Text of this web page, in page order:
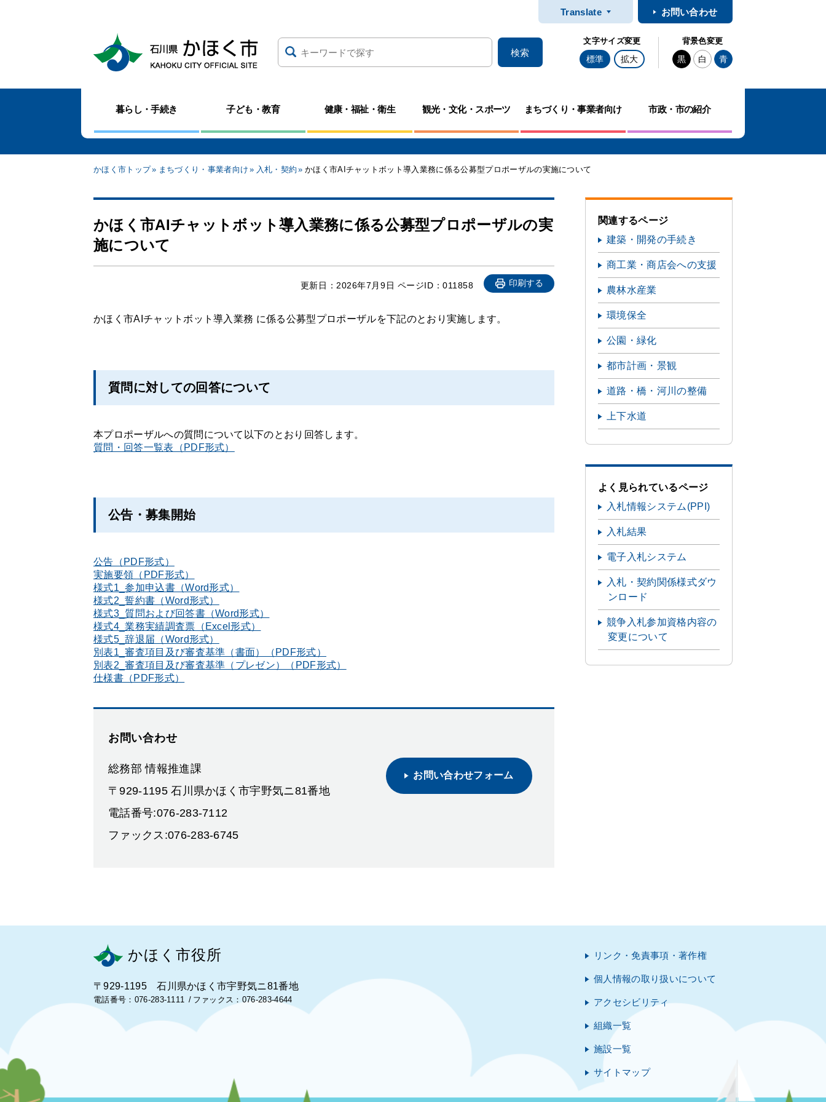
Translate
お問い合わせ
検索
文字サイズ変更
標準 拡大
背景色変更
黒 白 青
暮らし・手続き 子ども・教育 健康・福祉・衛生 観光・文化・スポーツ まちづくり・事業者向け 市政・市の紹介
かほく市トップ まちづくり・事業者向け 入札・契約 かほく市AIチャットボット導入業務に係る公募型プロポーザルの実施について
かほく市AIチャットボット導入業務に係る公募型プロポーザルの実
施について
更新日： 2026年7月9日 ページID：011858 印刷する
かほく市AIチャットボット導入業務 に係る公募型プロポーザルを下記のとおり実施します。
質問に対しての回答について
本プロポーザルへの質問について以下のとおり回答します。
質問・回答一覧表（PDF形式）
公告・募集開始
公告（PDF形式）
実施要領（PDF形式）
様式1_参加申込書（Word形式）
様式2_誓約書（Word形式）
様式3_質問および回答書（Word形式）
様式4_業務実績調査票（Excel形式）
様式5_辞退届（Word形式）
別表1_審査項目及び審査基準（書面）（PDF形式）
別表2_審査項目及び審査基準（プレゼン）（PDF形式）
仕様書（PDF形式）
お問い合わせ
総務部 情報推進課
〒929-1195 石川県かほく市宇野気ニ81番地
電話番号:076-283-7112
ファックス:076-283-6745
お問い合わせフォーム
関連するページ
建築・開発の手続き
商工業・商店会への支援
農林水産業
環境保全
公園・緑化
都市計画・景観
道路・橋・河川の整備
上下水道
よく見られているページ
入札情報システム(PPI)
入札結果
電子入札システム
入札・契約関係様式ダウ
ンロード
競争入札参加資格内容の
変更について
かほく市役所
〒929-1195 石川県かほく市宇野気ニ81番地
電話番号：076-283-1111 ファックス：076-283-4644
リンク・免責事項・著作権
個人情報の取り扱いについて
アクセシビリティ
組織一覧
施設一覧
サイトマップ